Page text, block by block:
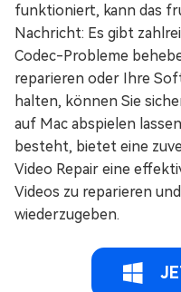
funktioniert, kann das
Nachricht: Es gibt
Codec-Probleme
reparieren oder Ihre
halten, können Sie
auf Mac abspielen
besteht, bietet eine
Video Repair eine
Videos zu reparieren
wiederzugeben.